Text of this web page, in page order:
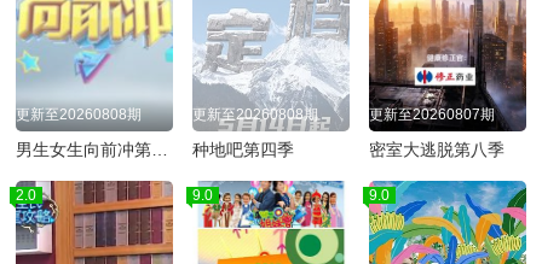
更新至20260808期
男生女生向前冲第十八季
更新至20260808期
种地吧第四季
更新至20260807期
密室大逃脱第八季
2.0 9.0 9.0